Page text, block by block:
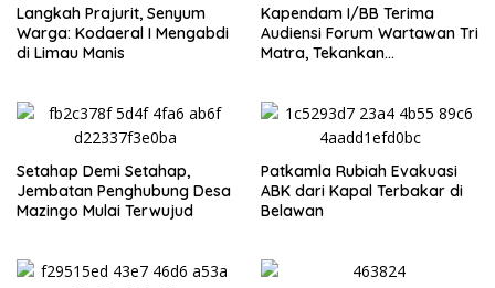
‎Langkah Prajurit, Senyum
Warga: Kodaeral I Mengabdi
di Limau Manis
Kapendam I/BB Terima
Audiensi Forum Wartawan Tri
Matra, Tekankan
Setahap Demi Setahap,
Jembatan Penghubung Desa
Mazingo Mulai Terwujud
Patkamla Rubiah Evakuasi
ABK dari Kapal Terbakar di
Belawan